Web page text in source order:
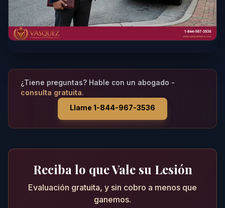
¿Tiene preguntas? Hable con un abogado -
consulta gratuita.
Llame 1-844-967-3536
Reciba lo que Vale su Lesión
Evaluación gratuita, y sin cobro a menos que
ganemos.